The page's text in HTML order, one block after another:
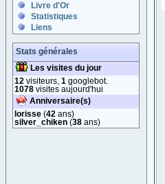
Livre d'Or
Statistiques
Liens
Stats générales
Les visites du jour
12 visiteurs, 1 googlebot.
1078 visites aujourd'hui
Anniversaire(s)
lorisse (42 ans)
silver_chiken (38 ans)